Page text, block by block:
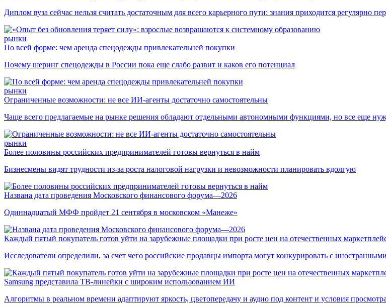
Диплом вуза сейчас нельзя считать достаточным для всего карьерного пути: знания приходится регулярно
рынки
По всей форме: чем аренда спецодежды привлекательней покупки
Почему шеринг спецодежды в России пока еще слабо развит и каков его потенциал
рынки
Ограниченные возможности: не все ИИ-агенты достаточно самостоятельны
Чаще всего предлагаемые на рынке решения обладают отдельными автономными функциями, но все еще
рынки
Более половины российских предпринимателей готовы вернуться в найм
Бизнесмены видят трудности из-за роста налоговой нагрузки и невозможности планировать вдолгую
Названа дата проведения Московского финансового форума—2026
Одиннадцатый МФФ пройдет 21 сентября в московском «Манеже»
Каждый пятый покупатель готов уйти на зарубежные площадки при росте цен на отечественных
Исследователи определили, за счет чего российские продавцы импорта могут конкурировать с
Samsung представила ТВ-линейки с широким использованием ИИ
Алгоритмы в реальном времени адаптируют яркость, цветопередачу и аудио под контент и условия просмотра